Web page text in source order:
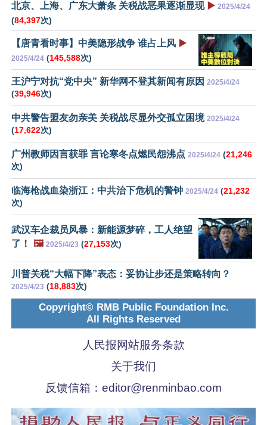
北京、上海、广东大萧条 关税战恶果逐渐显现 ▶️ 2025/4/24
(84,397次)
【唐青看时事】中美隐形战争 谁占上风 ▶️
2025/4/24 (145,588次)
王沪宁对抗“党中央” 新华网不登其新闻有原因 2025/4/24
(39,946次)
中共警告盟友勿亲美 关税战尽显外交孤立困境 2025/4/24
(17,622次)
广州教师因言获罪 言论寒冬点燃民怨沸点 2025/4/24 (21,246
次)
临海枪战血染浙江：中共治下危机的警钟 2025/4/24 (21,232
次)
武汉车企裁员风暴：新能源梦碎，工人绝望
了！
🖼️ 2025/4/23 (27,153次)
川普关税“大幅下降”表态：妥协让步还是策略转向？
2025/4/23 (18,883次)
Copyright© RMB Public Foundation Inc.
All Rights Reserved
人民报网站服务条款
关于我们
反馈信箱： editor@renminbao.com